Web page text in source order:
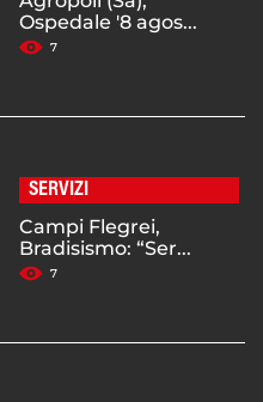
Ospedale '8 agos...
7
SERVIZI
Campi Flegrei,
Bradisismo: “Ser...
7